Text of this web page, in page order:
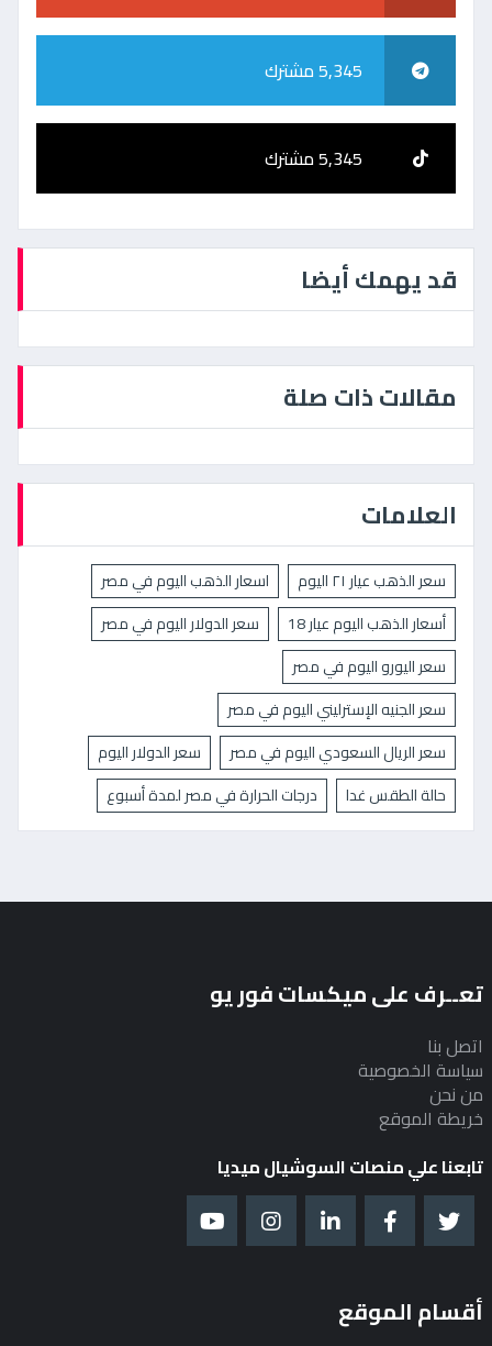
5,345 مشترك
5,345 مشترك
قد يهمك أيضا
مقالات ذات صلة
العلامات
سعر الذهب عيار ٢١ اليوم
اسعار الذهب اليوم في مصر
أسعار الذهب اليوم عيار 18
سعر الدولار اليوم في مصر
سعر اليورو اليوم في مصر
سعر الجنيه الإسترليني اليوم في مصر
سعر الريال السعودي اليوم في مصر
سعر الدولار اليوم
حالة الطقس غدا
درجات الحرارة في مصر لمدة أسبوع
تعــرف على ميكسات فور يو
اتصل بنا
سياسة الخصوصية
من نحن
خريطة الموقع
تابعنا علي منصات السوشيال ميديا
أقسام الموقع